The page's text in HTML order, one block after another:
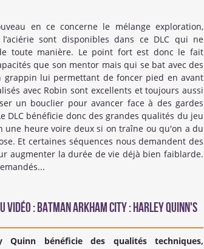
en ce concerne le mélange exploration,
sont disponibles dans ce DLC qui ne
toute manière. Le point fort est donc le fait
que son mentor mais qui se bat avec des
lui permettant de foncer pied en avant
avec Robin sont excellents et toujours aussi
un bouclier pour avancer face à des gardes
DLC bénéficie donc des grandes qualités du jeu
heure voire deux si on traîne ou qu'on a du
Et certaines séquences nous demandent des
augmenter la durée de vie déjà bien faiblarde.
Vidéo : Batman Arkham City : Harley Quinn's
Quinn bénéficie des qualités techniques,